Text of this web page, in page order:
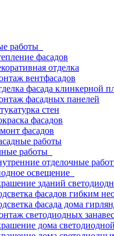
работы
фасадов
отделка
вентфасадов
фасада клинкерной
фасадных панелей
стен
фасадов
фасадов
работы
работы
отделочные
освещение
зданий
фасадов гибким
фасада дома
светодиодных
дома